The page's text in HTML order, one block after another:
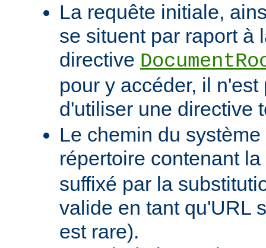
La requête initiale,
se situent par raport à
directive
pour y accéder, il
d'utiliser une directive
Le chemin du
répertoire contenant la
suffixé par la
valide en tant qu'URL
est rare).